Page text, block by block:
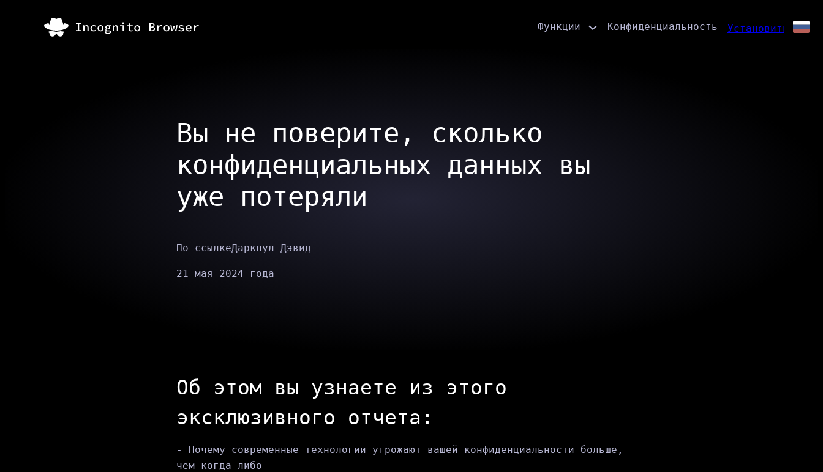
Функции Конфиденциальность Установить
Вы не поверите, сколько
конфиденциальных данных вы
уже потеряли
По ссылкеДаркпул Дэвид
21 мая 2024 года
Об этом вы узнаете из этого
эксклюзивного отчета:
- Почему современные технологии угрожают вашей конфиденциальности больше,
чем когда-либо